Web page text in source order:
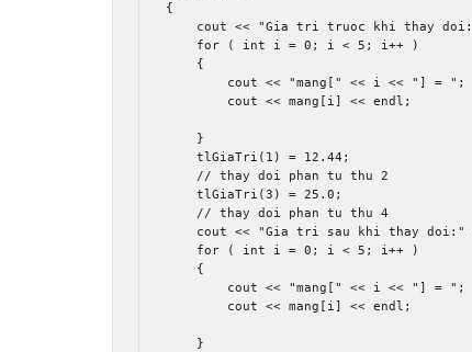
{
    cout
<< "Gia tri truoc khi thay
for
( int i = 0 ; i < 5 ; i++
)
{
        cout
<< "mang[" << i << "] = " ;
        cout
<< mang i << endl ;
}
    tlGiaTri
( 1 ) = 12.44 ;
// thay doi phan tu thu 2
    tlGiaTri
(3 ) = 25.0 ;
// thay doi phan tu thu 4
    cout
<< "Gia tri sau khi thay doi:"
for
( int i = 0 ; i < 5 ; i++
)
{
        cout
<< "mang[" << i << "] = " ;
        cout
<< mang i << endl ;
}